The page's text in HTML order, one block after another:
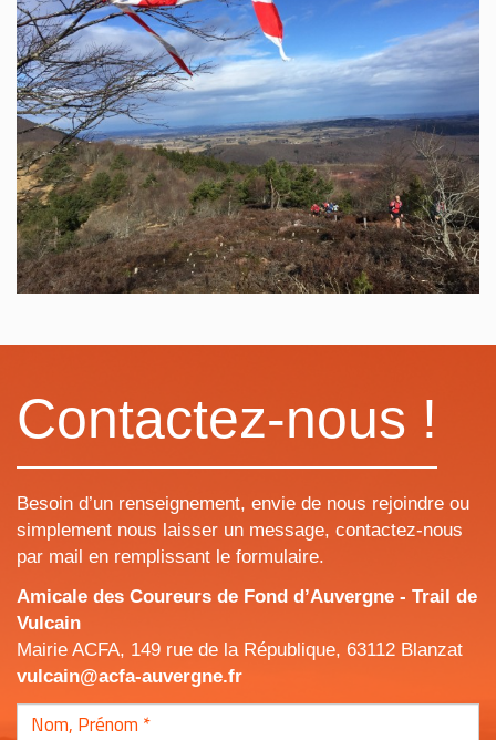
Contactez-nous !
Besoin d’un renseignement, envie de nous rejoindre ou
simplement nous laisser un message, contactez-nous
par mail en remplissant le formulaire.
Amicale des Coureurs de Fond d’Auvergne - Trail de
Vulcain
Mairie ACFA, 149 rue de la République, 63112 Blanzat
vulcain@acfa-auvergne.fr